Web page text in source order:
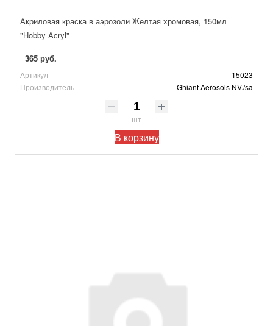
Акриловая краска в аэрозоли Желтая хромовая, 150мл
"Hobby Acryl"
365 руб.
Артикул
15023
Производитель
Ghiant Aerosols NV./sa
шт
В корзину